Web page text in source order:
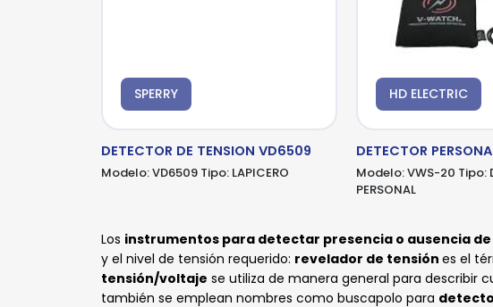
SPERRY
DETECTOR DE TENSION VD6509
Modelo:VD6509Tipo: LAPICERO
HD ELECTRIC
DETECTOR
Modelo:VWS-20 Tipo:
PERSONAL
Los instrumentos para detectar presencia o ausencia
y el nivel de tensión requerido: revelador de tensión es el
tensión/voltaje se utiliza de manera general para describir
también se emplean nombres como buscapolo para